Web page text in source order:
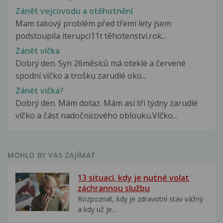
Zánět vejcovodu a otěhotnění
Mam takový problém před třemi lety jsem
podstoupila iterupci11t těhotenství.rok...
Zánět víčka
Dobrý den. Syn 26měsíců má oteklé a červené
spodní víčko a trošku zarudlé oko...
Zánět víčka?
Dobrý den. Mám dotaz. Mám asi tři týdny zarudlé
víčko a část nadočnicového oblouku.Víčko...
MOHLO BY VÁS ZAJÍMAT
13 situací, kdy je nutné volat
záchrannou službu
Rozpoznat, kdy je zdravotní stav vážný
a kdy už je...